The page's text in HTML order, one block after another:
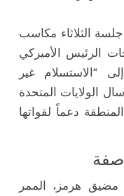
الثلاثاء مكاسب
الرئيس الأميركي
“الاستسلام غير
الولايات المتحدة
دعماً لقواتها
هرمز، الممر